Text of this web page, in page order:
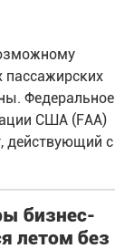
Федеральное
США (FAA)
действующий с
бизнес-
летом без